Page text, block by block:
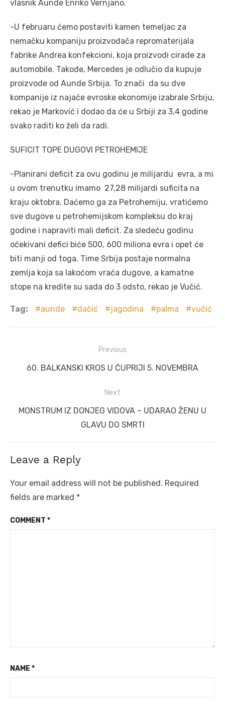
vlasnik Aunde Enriko Vernjano.
-U februaru ćemo postaviti kamen temeljac za
nemačku kompaniju proizvođača repromaterijala
fabrike Andrea konfekcioni, koja proizvodi cirade za
automobile. Takođe, Mercedes je odlučio da kupuje
proizvode od Aunde Srbija. To znači da su dve
kompanije iz najače evroske ekonomije izabrale Srbiju,
rekao je Marković i dodao da će u Srbiji za 3,4 godine
svako raditi ko želi da radi.
SUFICIT TOPE DUGOVI PETROHEMIJE
-Planirani deficit za ovu godinu je milijardu evra, a mi
u ovom trenutku imamo 27,28 milijardi suficita na
kraju oktobra. Daćemo ga za Petrohemiju, vratićemo
sve dugove u petrohemijskom kompleksu do kraj
godine i napraviti mali deficit. Za sledeću godinu
očekivani defici biće 500, 600 miliona evra i opet će
biti manji od toga. Time Srbija postaje normalna
zemlja koja sa lakoćom vraća dugove, a kamatne
stope na kredite su sada do 3 odsto, rekao je Vučić.
Tag: aunde dačić jagodina palma vučić
navigation
Previous
Previous
60. BALKANSKI KROS U ĆUPRIJI 5. NOVEMBRA
Next
Next
MONSTRUM IZ DONJEG VIDOVA – UDARAO ŽENU U
GLAVU DO SMRTI
Leave a Reply
Your email address will not be published. Required
fields are marked *
COMMENT *
NAME *